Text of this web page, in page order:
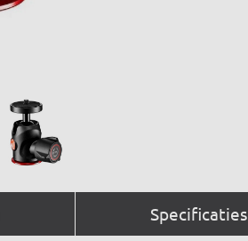
Specificaties